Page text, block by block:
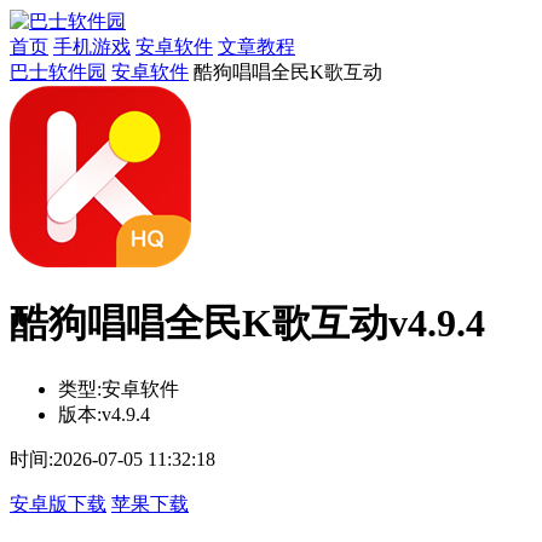
首页 手机游戏 安卓软件 文章教程
巴士软件园 安卓软件 酷狗唱唱全民K歌互动
酷狗唱唱全民K歌互动v4.9.4
类型:安卓软件
版本:v4.9.4
时间:2026-07-05 11:32:18
安卓版下载 苹果下载